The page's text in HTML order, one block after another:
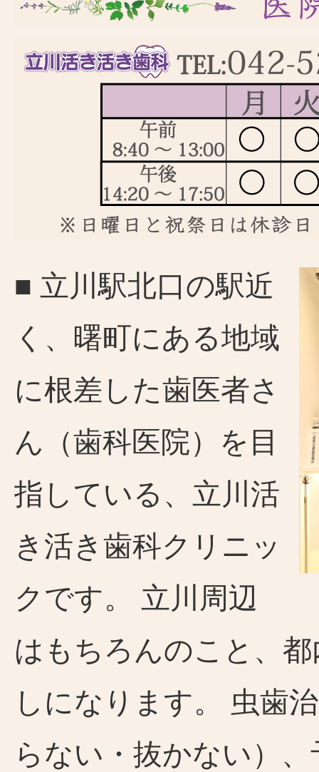
■ 立川駅北口の駅近
く、曙町にある地域
に根差した歯医者さ
ん（歯科医院）を目
指している、立川活
き活き歯科クリニッ
クです。 立川周辺
はもちろんのこと、
しになります。 虫歯
らない・抜かない）